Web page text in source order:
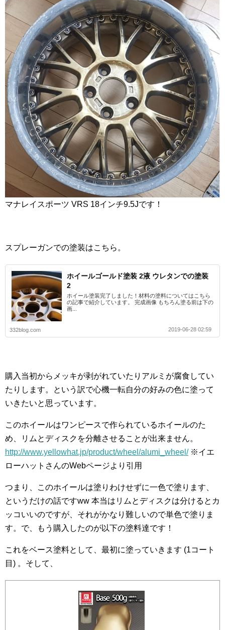
マナレイスポーツ VRS 18インチ9.5Jです！
スプレーガンでの塗装はこちら。
ホイールゴールド塗装 2液 ウレタンでの塗装
2
ホイール塗装完了しました！材料の塗料についてはこちら
の記事で紹介しています。 完成画像 もちろん塗る前は下の
画...
332blog.com 2019-06-28 02:59
購入当初からメッキが剥がれていたりアルミが腐食してい
たりします。という訳で心機一転自分の好みの色に塗って
いきたいと思っています。
このホイールはワンピースで作られているホイールのた
め、リムとディスクを分離させることが出来ません。
http://www.yellowhat.jp/product/wheel/alumi_wheel/※イエ
ローハットさんのWebページより引用
つまり、このホイールは塗りわけせずに一色で塗ります、
というだけの話ですww 本当はリムとディスクは分けるとカ
ッコいいのですが、それがかなり難しいので単色で塗りま
す。で、もう購入したのが以下の塗料達です！
これをベース塗料として、最初に塗っていきます (1コート
目) 。そして、